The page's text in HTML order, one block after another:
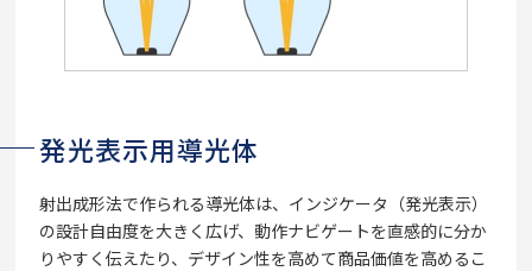
発光表示用導光体
射出成形法で作られる導光体は、インジケータ（発光表示）
の設計自由度を大きく広げ、動作ナビゲートを直感的に分か
りやすく伝えたり、デザイン性を高めて商品価値を高めるこ